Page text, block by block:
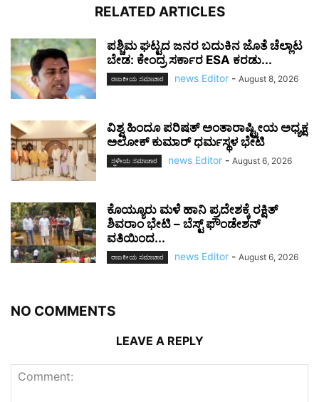
RELATED ARTICLES
ಪಶ್ಚಿಮ ಘಟ್ಟದ ಜನರ ಬದುಕಿನ ಜೊತೆ ಚೆಲ್ಲಾಟ
ಬೇಡ: ಕೇಂದ್ರ ಸರ್ಕಾರ ESA ಕರಡು...
ರಾಜಕೀಯ ಸಮಾಚಾರ news Editor - August 8, 2026
ವಿಶ್ವ ಹಿಂದೂ ಪರಿಷತ್ ಅಂತಾರಾಷ್ಟ್ರೀಯ ಅಧ್ಯಕ್ಷ
ಅಲೋಕ್ ಕುಮಾರ್ ಧರ್ಮಸ್ಥಳ ಭೇಟಿ
ಸ್ಥಳೀಯ ಸಮಾಚಾರ news Editor - August 6, 2026
ಕೊಯ್ಯೂರು ಮಳೆ ಹಾನಿ ಪ್ರದೇಶಕ್ಕೆ ರಕ್ಷಿತ್
ಶಿವರಾಂ ಭೇಟಿ – ಬೆಸ್ಟ್ ಫೌಂಡೇಶನ್
ವತಿಯಿಂದ...
ರಾಜಕೀಯ ಸಮಾಚಾರ news Editor - August 6, 2026
NO COMMENTS
LEAVE A REPLY